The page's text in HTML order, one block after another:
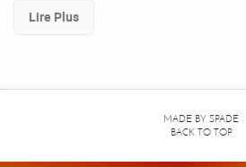
Lire Plus
MADE BY SPADE
BACK TO TOP